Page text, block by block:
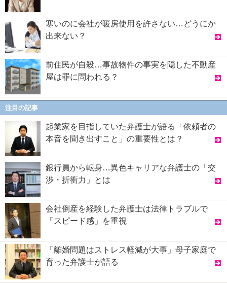
寒いのに会社が暖房使用を許さない…どうにか
出来ない？
前住民が自殺…事故物件の事実を隠した不動産
屋は罪に問われる？
注目の記事
起業家を目指していた弁護士が語る「依頼者の
本音を聞き出すこと」の重要性とは？
銀行員から転身…異色キャリアな弁護士の「交
渉・折衝力」とは
会社倒産を経験した弁護士は法律トラブルで
「スピード感」を重視
「離婚問題はストレス軽減が大事」母子家庭で
育った弁護士が語る